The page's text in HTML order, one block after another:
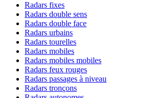
Radars fixes
Radars double sens
Radars double face
Radars urbains
Radars tourelles
Radars mobiles
Radars mobiles mobiles
Radars feux rouges
Radars passages à niveau
Radars tronçons